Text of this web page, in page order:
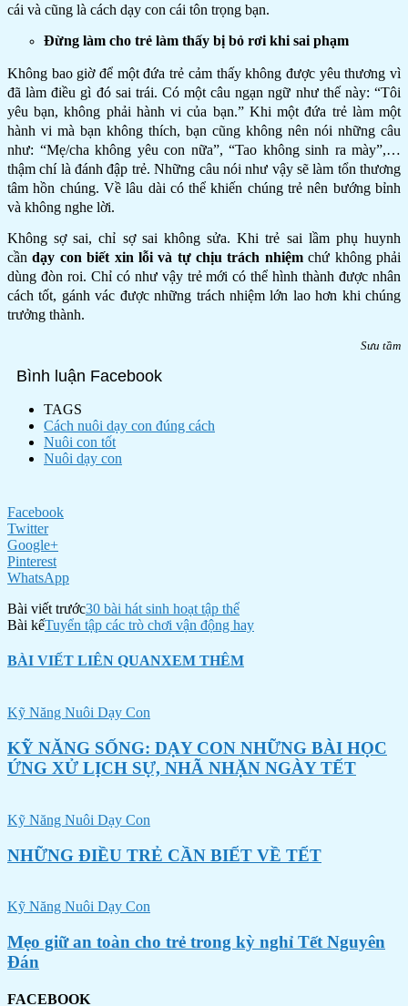
cái và cũng là cách dạy con cái tôn trọng bạn.
Đừng làm cho trẻ làm thấy bị bỏ rơi khi sai phạm
Không bao giờ để một đứa trẻ cảm thấy không được yêu thương vì
đã làm điều gì đó sai trái. Có một câu ngạn ngữ như thế này: “Tôi
yêu bạn, không phải hành vi của bạn.” Khi một đứa trẻ làm một
hành vi mà bạn không thích, bạn cũng không nên nói những câu
như: “Mẹ/cha không yêu con nữa”, “Tao không sinh ra mày”,…
thậm chí là đánh đập trẻ. Những câu nói như vậy sẽ làm tổn thương
tâm hồn chúng. Về lâu dài có thể khiến chúng trẻ nên bướng bỉnh
và không nghe lời.
Không sợ sai, chỉ sợ sai không sửa. Khi trẻ sai lầm phụ huynh
cầndạy con biết xin lỗi và tự chịu trách nhiệmchứ không phải
dùng đòn roi. Chỉ có như vậy trẻ mới có thể hình thành được nhân
cách tốt, gánh vác được những trách nhiệm lớn lao hơn khi chúng
trưởng thành.
Sưu tầm
Bình luận Facebook
TAGS
Cách nuôi dạy con đúng cách
Nuôi con tốt
Nuôi dạy con
Facebook
Twitter
Google+
Pinterest
WhatsApp
Bài viết trước30 bài hát sinh hoạt tập thể
Bài kếTuyển tập các trò chơi vận động hay
BÀI VIẾT LIÊN QUANXEM THÊM
Kỹ Năng Nuôi Dạy Con
KỸ NĂNG SỐNG: DẠY CON NHỮNG BÀI HỌC
ỨNG XỬ LỊCH SỰ, NHÃ NHẶN NGÀY TẾT
Kỹ Năng Nuôi Dạy Con
NHỮNG ĐIỀU TRẺ CẦN BIẾT VỀ TẾT
Kỹ Năng Nuôi Dạy Con
Mẹo giữ an toàn cho trẻ trong kỳ nghỉ Tết Nguyên
Đán
FACEBOOK